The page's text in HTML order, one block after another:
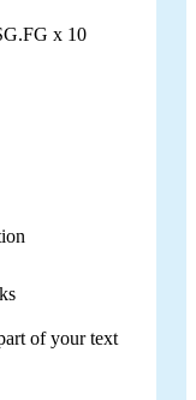
x 10
of your text